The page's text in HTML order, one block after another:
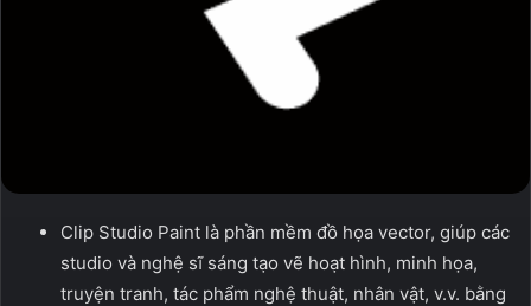
Clip Studio Paint là phần mềm đồ họa vector, giúp các
studio và nghệ sĩ sáng tạo vẽ hoạt hình, minh họa,
truyện tranh, tác phẩm nghệ thuật, nhân vật, v.v. bằng